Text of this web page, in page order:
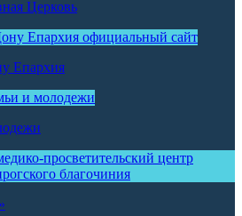
Церковь
Епархия